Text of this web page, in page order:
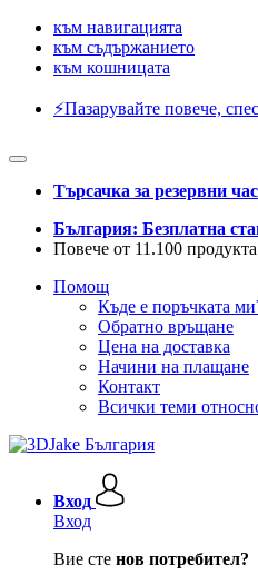
към навигацията
към съдържанието
към кошницата
⚡️Пазарувайте повече,
Търсачка за резервни
България: Безплатна
Повече от 11.100 продукта
Помощ
Къде е поръчката
Обратно връщане
Цена на доставка
Начини на плащане
Контакт
Всички теми
Вход
Вход
Вие сте нов потребител?